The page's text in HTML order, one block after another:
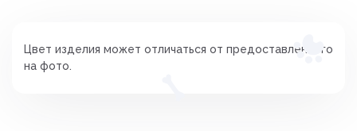
Цвет изделия может отличаться от предоставленного
на фото.